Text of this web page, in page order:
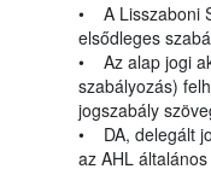
• A Lisszaboni
elsődleges
• Az alap jogi
szabályozás)
jogszabály
• DA, delegált
az AHL